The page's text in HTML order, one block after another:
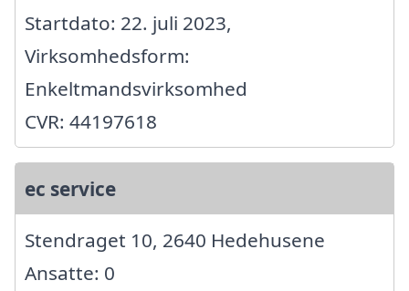
Startdato: 22. juli 2023,
Virksomhedsform:
Enkeltmandsvirksomhed
CVR: 44197618
ec service
Stendraget 10, 2640 Hedehusene
Ansatte: 0